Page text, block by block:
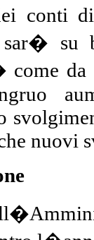
conti
su
come
nuovi